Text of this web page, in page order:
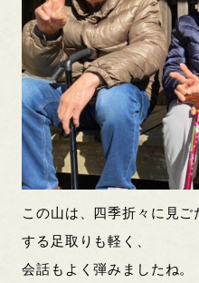
この山は、四季折々に見
する足取りも軽く、
会話もよく弾みましたね。